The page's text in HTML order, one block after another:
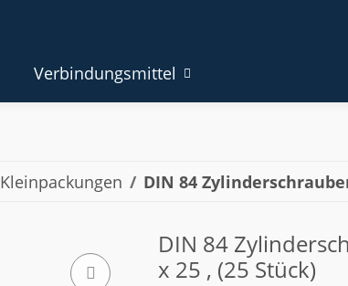
Verbindungsmittel
Kleinpackungen DIN 84
DIN 84
x 25 , (25 Stück)